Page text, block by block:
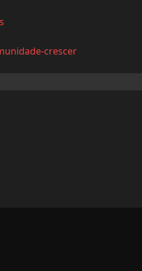
crescer